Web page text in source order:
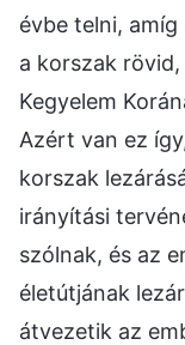
évbe telni,
a korszak
Kegyelem
Azért van ez
korszak
irányítási
szólnak, és az
életútjának
átvezetik az